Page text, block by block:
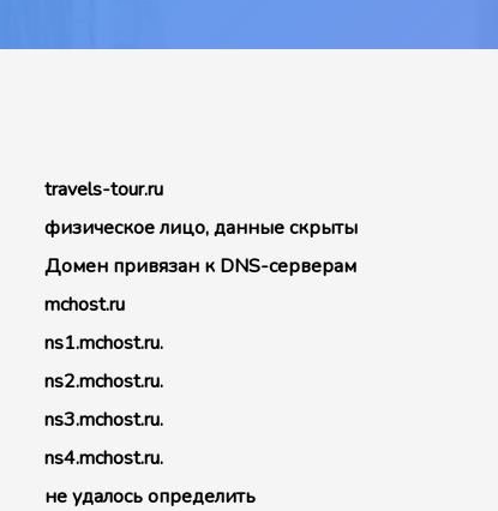
travels-tour.ru
физическое лицо, данные скрыты
Домен привязан к DNS-серверам
mchost.ru
ns1.mchost.ru.
ns2.mchost.ru.
ns3.mchost.ru.
ns4.mchost.ru.
не удалось определить